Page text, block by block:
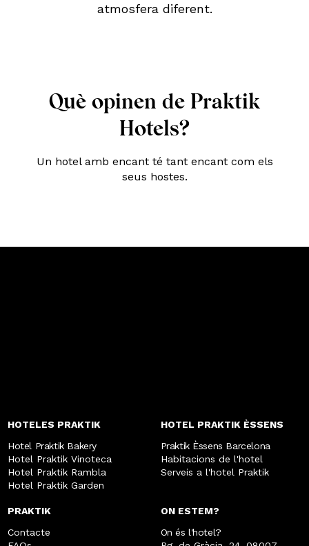
atmosfera diferent.
Què opinen de Praktik
Hotels?
Un hotel amb encant té tant encant com els
seus hostes.
HOTELES PRAKTIK
Hotel Praktik Bakery
Hotel Praktik Vinoteca
Hotel Praktik Rambla
Hotel Praktik Garden
HOTEL PRAKTIK ÈSSENS
Praktik Èssens Barcelona
Habitacions de l'hotel
Serveis a l'hotel Praktik
PRAKTIK
Contacte
ON ESTEM?
On és l'hotel?